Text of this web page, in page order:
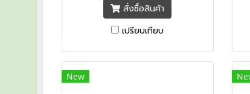
สั่งซื้อสินค้า
เปรียบเทียบ
New